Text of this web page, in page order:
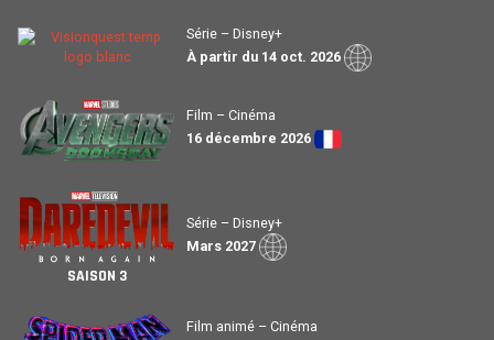
Série – Disney+
À partir du 14 oct. 2026
Film – Cinéma
16 décembre 2026
SAISON 3
Série – Disney+
Mars 2027
Film animé – Cinéma